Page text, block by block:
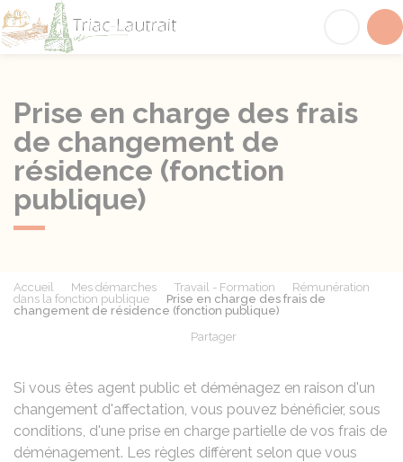
Prise en charge des frais
de changement de
résidence (fonction
publique)
Accueil Mes démarches Travail - Formation
Rémunération
dans la fonction publique
Prise en charge des frais de
changement de résidence (fonction publique)
Partager
Si vous êtes agent public et déménagez en raison d'un
changement d'affectation, vous pouvez bénéficier, sous
conditions, d'une prise en charge partielle de vos frais de
déménagement. Les règles diffèrent selon que vous